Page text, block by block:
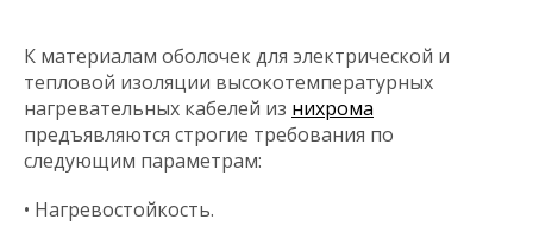
К материалам оболочек для электрической и
тепловой изоляции высокотемпературных
нагревательных кабелей из нихрома
предъявляются строгие требования по
следующим параметрам:
• Нагревостойкость.